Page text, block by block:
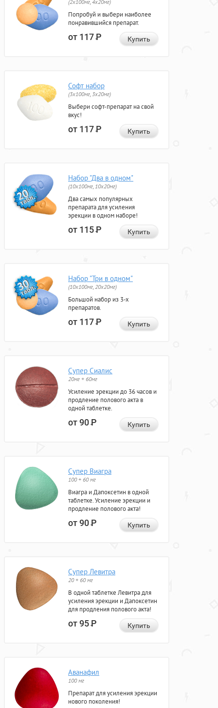
(2x100мг, 4x20мг)
Попробуй и выбери наиболее
понравившийся препарат.
от 117Р Купить
Софт набор
(3x100мг, 3x20мг)
Выбери софт-препарат на свой
вкус!
от 117Р Купить
Набор "Два в одном"
(10x100мг, 10x20мг)
Два самых популярных
препарата для усиления
эрекции в одном наборе!
от 115Р Купить
Набор "Три в одном"
(10x100мг, 20x20мг)
Большой набор из 3-х
препаратов.
от 117Р Купить
Супер Сиалис
20мг + 60мг
Усиление эрекции до 36 часов и
продление полового акта в
одной таблетке.
от 90Р Купить
Супер Виагра
100 + 60 мг
Виагра и Дапоксетин в одной
таблетке. Усиление эрекции и
продление полового акта!
от 90Р Купить
Супер Левитра
20 + 60 мг
В одной таблетке Левитра для
усиления эрекции и Дапоксетин
для продления полового акта!
от 95Р Купить
Аванафил
100 мг
Препарат для усиления эрекции
нового поколения!